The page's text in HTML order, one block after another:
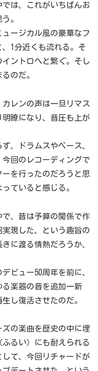
は、これがいちばんお
。
ュージカル風の豪華なフ
1分近くも流れる。そ
ントロへと繋ぐ。そし
のだ。
カレンの声は一旦リマス
瞭になり、音圧も上が
、ドラムスやベース、
今回のレコーディングで
を行ったのだろうと思
ていると感じる。
、昔は予算の関係で作
現した、という趣旨の
に渡る情熱だろうか、
ビュー50周年を前に、
楽器の音を追加一新
し復活させたのだ。
の楽曲を歴史の中に埋
るい）にも耐えられる
て、今回リチャードが